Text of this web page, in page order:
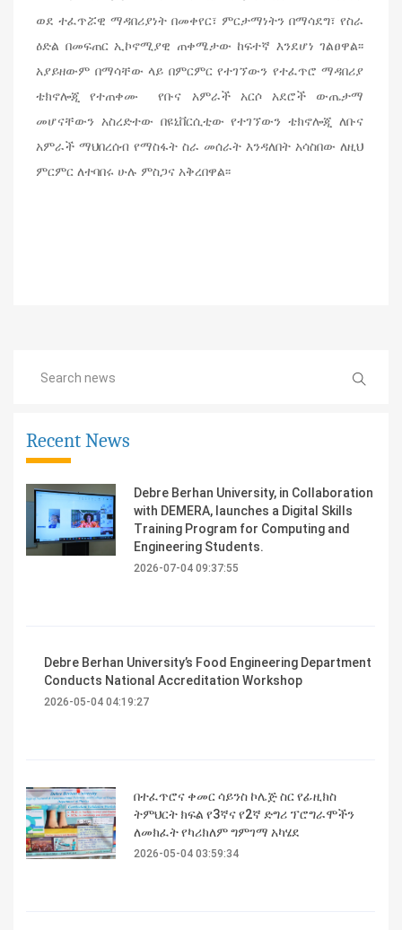
ወደ ተፈጥሯዊ ማዳበሪያነት በመቀየር፣ ምርታማነትን በማሳደግ፣ የስራ
ዕድል በመፍጠር ኢኮኖሚያዊ ጠቀሜታው ከፍተኛ እንደሆነ ገልፀዋል፡፡
አያይዘውም በማሳቸው ላይ በምርምር የተገኘውን የተፈጥሮ ማዳበሪያ
ቴክኖሎጂ የተጠቀሙ የቡና አምራች አርሶ አደሮች ውጤታማ
መሆናቸውን አስረድተው በዩኒቨርሲቲው የተገኘውን ቴክኖሎጂ ለቡና
አምራች ማህበረሰብ የማስፋት ስራ መሰራት እንዳለበት አሳስበው ለዚህ
ምርምር ለተባበሩ ሁሉ ምስጋና አቅረበዋል፡፡
Recent News
Debre Berhan University, in Collaboration
with DEMERA, launches a Digital Skills
Training Program for Computing and
Engineering Students.
2026-07-04 09:37:55
Debre Berhan University’s Food Engineering Department
Conducts National Accreditation Workshop
2026-05-04 04:19:27
በተፈጥሮና ቀመር ሳይንስ ኮሌጅ ስር የፊዚክስ
ትምህርት ክፍል የ3ኛና የ2ኛ ድግሪ ፕሮግራሞችን
ለመክፈት የካሪክለም ግምገማ አካሄደ
2026-05-04 03:59:34